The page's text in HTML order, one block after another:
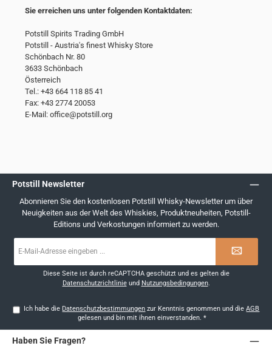
Sie erreichen uns unter folgenden Kontaktdaten:
Potstill Spirits Trading GmbH
Potstill - Austria's finest Whisky Store
Schönbach Nr. 80
3633 Schönbach
Österreich
Tel.: +43 664 118 85 41
Fax: +43 2774 20053
E-Mail: office@potstill.org
Potstill Newsletter
Abonnieren Sie den kostenlosen Potstill Whisky-Newsletter um über
Neuigkeiten aus der Welt des Whiskies, Produktneuheiten, Potstill-
Editions und Verkostungen informiert zu werden.
Mail-
Diese Seite ist durch reCAPTCHA geschützt und es gelten die
Datenschutzrichtlinieund Nutzungsbedingungen.
Ich habe die Datenschutzbestimmungen zur Kenntnis genommen und dieAGB
gelesen und bin mit ihnen einverstanden. *
Haben Sie Fragen?